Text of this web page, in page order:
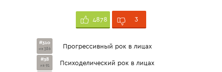
4878 3
#310
из 386 Прогрессивный рок в лицах
#38
из 91 Психоделический рок в лицах